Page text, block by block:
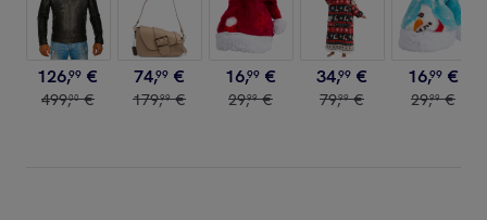
126,99 €
499,00 €
74,99 €
179,99 €
16,99 €
29,99 €
34,99 €
79,99 €
16,99 €
29,99 €